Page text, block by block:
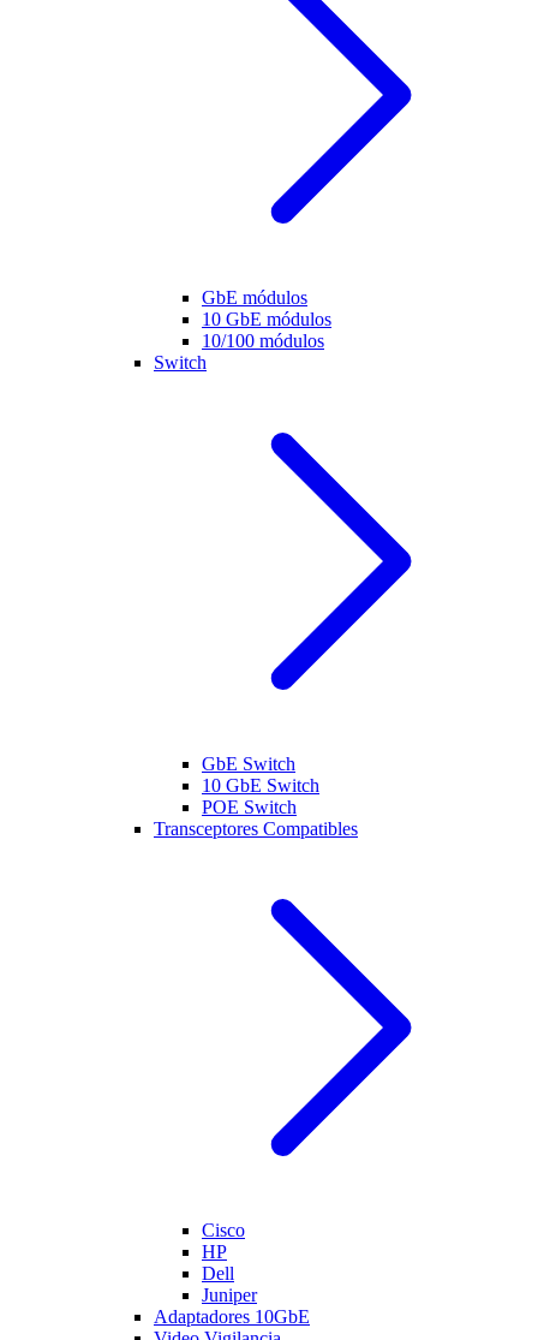
GbE módulos
10 GbE módulos
10/100 módulos
Switch
GbE Switch
10 GbE Switch
POE Switch
Transceptores Compatibles
Cisco
HP
Dell
Juniper
Adaptadores 10GbE